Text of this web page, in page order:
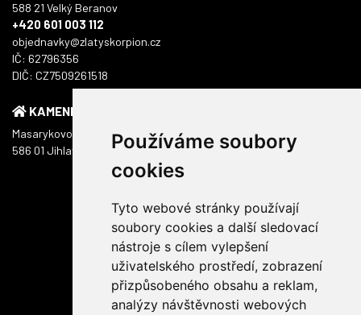
Používáme soubory
cookies
Tyto webové stránky používají
soubory cookies a další sledovací
nástroje s cílem vylepšení
uživatelského prostředí, zobrazení
přizpůsobeného obsahu a reklam,
analýzy návštěvnosti webových
588 21 Velký Beranov
+420 601 003 112
objednavky@zlatyskorpion.cz
IČ: 62796356
DIČ: CZ7509261518
KAMENNÁ PRODEJNA
Masarykovo náměstí 1217/51
586 01 Jihlava